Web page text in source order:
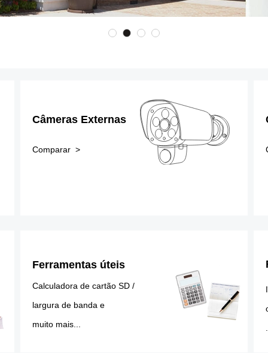
Câmeras Externas
Comparar >
Ferramentas úteis
Calculadora de cartão SD /
largura de banda e
muito mais...